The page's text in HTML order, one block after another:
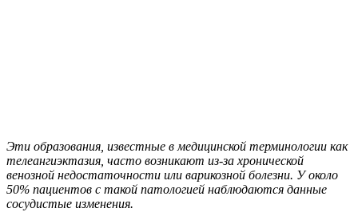
Эти образования, известные в медицинской терминологии как
телеангиэктазия, часто возникают из-за хронической
венозной недостаточности или варикозной болезни. У около
50% пациентов с такой патологией наблюдаются данные
сосудистые изменения.